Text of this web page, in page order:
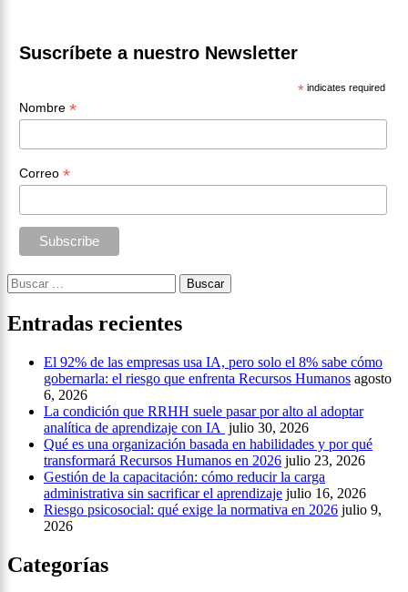
Suscríbete a nuestro Newsletter
* indicates required
Nombre *
Correo *
Buscar:
Entradas recientes
El 92% de las empresas usa IA, pero solo el 8% sabe cómo
gobernarla: el riesgo que enfrenta Recursos Humanos agosto
6, 2026
La condición que RRHH suele pasar por alto al adoptar
analítica de aprendizaje con IA julio 30, 2026
Qué es una organización basada en habilidades y por qué
transformará Recursos Humanos en 2026 julio 23, 2026
Gestión de la capacitación: cómo reducir la carga
administrativa sin sacrificar el aprendizaje julio 16, 2026
Riesgo psicosocial: qué exige la normativa en 2026 julio 9,
2026
Categorías